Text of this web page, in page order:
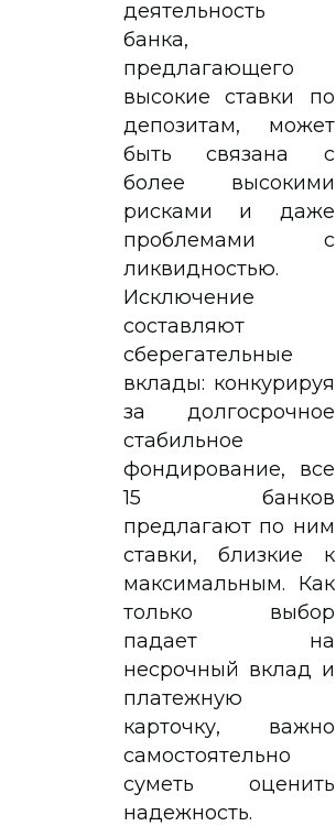
деятельность
банка,
предлагающего
высокие ставки по
депозитам, может
быть связана с
более высокими
рисками и даже
проблемами с
ликвидностью.
Исключение
составляют
сберегательные
вклады: конкурируя
за долгосрочное
стабильное
фондирование, все
15 банков
предлагают по ним
ставки, близкие к
максимальным. Как
только выбор
падает на
несрочный вклад и
платежную
карточку, важно
самостоятельно
суметь оценить
надежность.